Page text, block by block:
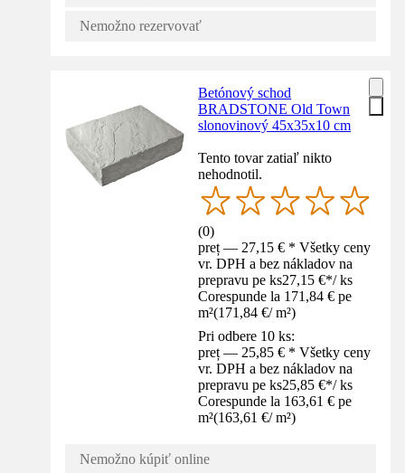
Nemožno rezervovať
Betónový schod
BRADSTONE Old Town
slonovinový 45x35x10 cm
Tento tovar zatiaľ nikto
nehodnotil.
(0)
preț — 27,15 € * Všetky ceny
vr. DPH a bez nákladov na
prepravu pe ks27,15 €*/ ks
Corespunde la 171,84 € pe
m²(171,84 €/ m²)
Pri odbere 10 ks:
preț — 25,85 € * Všetky ceny
vr. DPH a bez nákladov na
prepravu pe ks25,85 €*/ ks
Corespunde la 163,61 € pe
m²(163,61 €/ m²)
Nemožno kúpiť online